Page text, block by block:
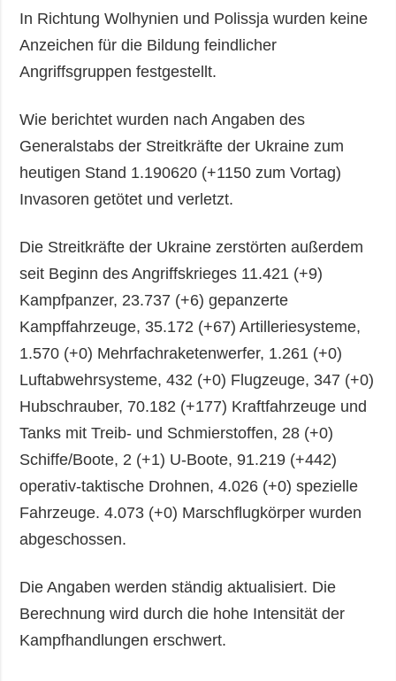
In Richtung Wolhynien und Polissja wurden keine
Anzeichen für die Bildung feindlicher
Angriffsgruppen festgestellt.
Wie berichtet wurden nach Angaben des
Generalstabs der Streitkräfte der Ukraine zum
heutigen Stand 1.190620 (+1150 zum Vortag)
Invasoren getötet und verletzt.
Die Streitkräfte der Ukraine zerstörten außerdem
seit Beginn des Angriffskrieges 11.421 (+9)
Kampfpanzer, 23.737 (+6) gepanzerte
Kampffahrzeuge, 35.172 (+67) Artilleriesysteme,
1.570 (+0) Mehrfachraketenwerfer, 1.261 (+0)
Luftabwehrsysteme, 432 (+0) Flugzeuge, 347 (+0)
Hubschrauber, 70.182 (+177) Kraftfahrzeuge und
Tanks mit Treib- und Schmierstoffen, 28 (+0)
Schiffe/Boote, 2 (+1) U-Boote, 91.219 (+442)
operativ-taktische Drohnen, 4.026 (+0) spezielle
Fahrzeuge. 4.073 (+0) Marschflugkörper wurden
abgeschossen.
Die Angaben werden ständig aktualisiert. Die
Berechnung wird durch die hohe Intensität der
Kampfhandlungen erschwert.